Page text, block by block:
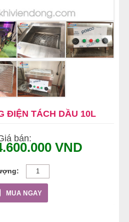
ĐIỆN TÁCH DẦU 10L
bán:
VND
MUA NGAY